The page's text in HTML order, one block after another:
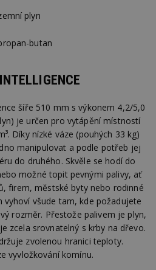
plyn
propan-butan
šíře 510 mm s výkonem 4,2/5,0
je určen pro vytápění místností
Díky nízké váze (pouhých 33 kg)
manipulovat a podle potřeb jej
do druhého. Skvěle se hodí do
možné topit pevnými palivy, ať
firem, městské byty nebo rodinné
vyhoví všude tam, kde požadujete
rozměr. Přestože palivem je plyn,
zcela srovnatelný s krby na dřevo.
zvolenou hranici teploty.
vyvložkování komínu.